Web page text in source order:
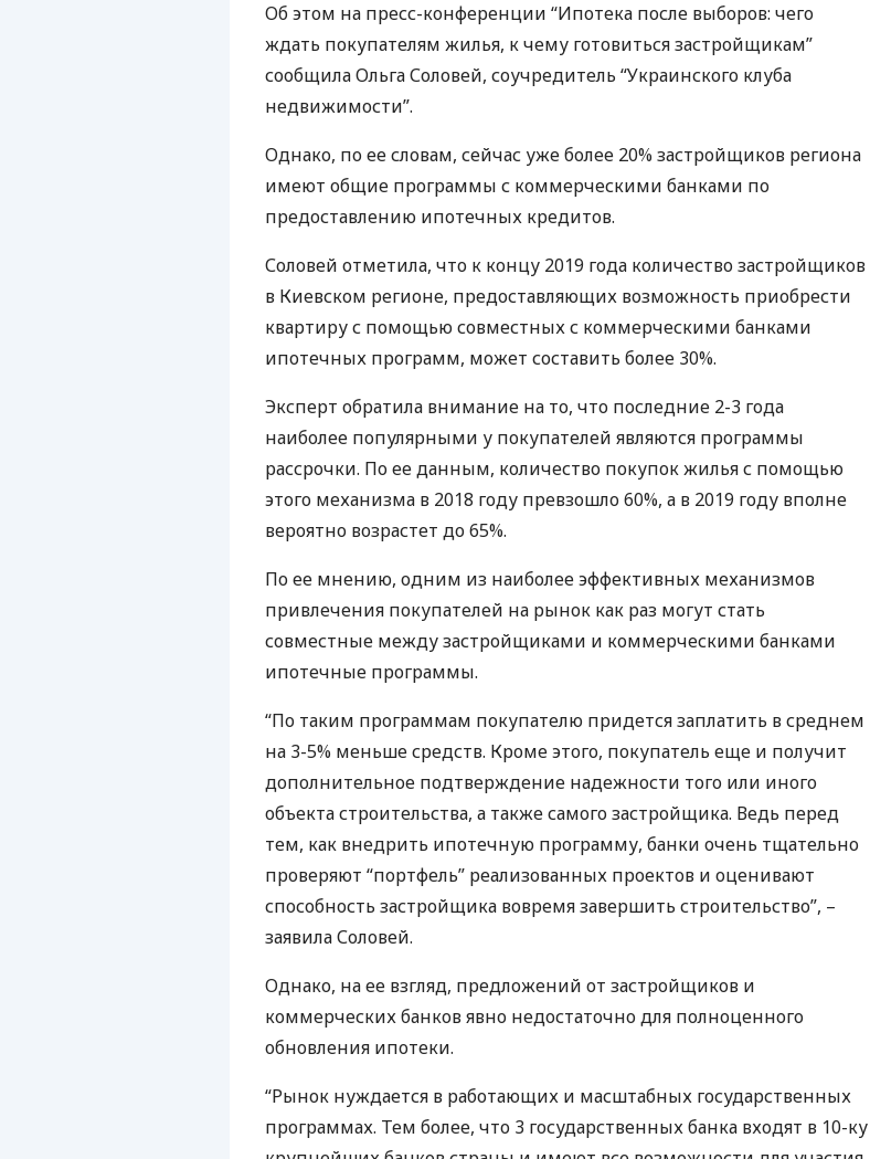
Об этом на пресс-конференции “Ипотека после выборов: чего
ждать покупателям жилья, к чему готовиться застройщикам”
сообщила Ольга Соловей, соучредитель “Украинского клуба
недвижимости”.
Однако, по ее словам, сейчас уже более 20% застройщиков региона
имеют общие программы с коммерческими банками по
предоставлению ипотечных кредитов.
Соловей отметила, что к концу 2019 года количество застройщиков
в Киевском регионе, предоставляющих возможность приобрести
квартиру с помощью совместных с коммерческими банками
ипотечных программ, может составить более 30%.
Эксперт обратила внимание на то, что последние 2-3 года
наиболее популярными у покупателей являются программы
рассрочки. По ее данным, количество покупок жилья с помощью
этого механизма в 2018 году превзошло 60%, а в 2019 году вполне
вероятно возрастет до 65%.
По ее мнению, одним из наиболее эффективных механизмов
привлечения покупателей на рынок как раз могут стать
совместные между застройщиками и коммерческими банками
ипотечные программы.
“По таким программам покупателю придется заплатить в среднем
на 3-5% меньше средств. Кроме этого, покупатель еще и получит
дополнительное подтверждение надежности того или иного
объекта строительства, а также самого застройщика. Ведь перед
тем, как внедрить ипотечную программу, банки очень тщательно
проверяют “портфель” реализованных проектов и оценивают
способность застройщика вовремя завершить строительство”, –
заявила Соловей.
Однако, на ее взгляд, предложений от застройщиков и
коммерческих банков явно недостаточно для полноценного
обновления ипотеки.
“Рынок нуждается в работающих и масштабных государственных
программах. Тем более, что 3 государственных банка входят в 10-ку